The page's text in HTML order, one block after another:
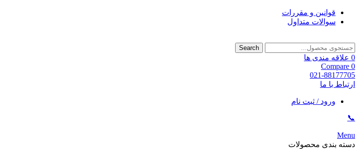
قوانین و مقررات
سوالات متداول
Search
0 علاقه مندی ها
0
Compare
021-88177705
ارتباط با ما
ورود / ثبت نام
📞
Menu
دسته بندی محصولات